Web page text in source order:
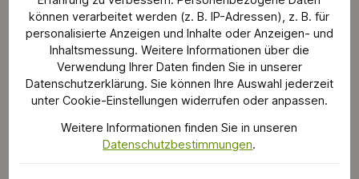
Bildergalerie überspringen
können verarbeitet werden (z. B. IP-Adressen), z. B. für
personalisierte Anzeigen und Inhalte oder Anzeigen- und
Inhaltsmessung. Weitere Informationen über die
Verwendung Ihrer Daten finden Sie in unserer
Datenschutzerklärung. Sie können Ihre Auswahl jederzeit
unter Cookie-Einstellungen widerrufen oder anpassen.
Weitere Informationen finden Sie in unseren
Datenschutzbestimmungen.